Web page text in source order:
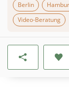
Berlin
Video-Beratung